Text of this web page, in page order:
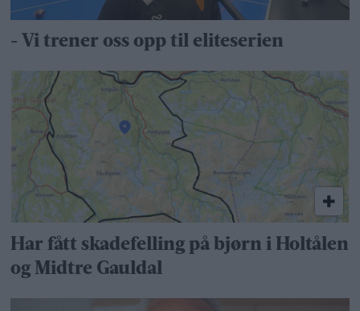
- Vi trener oss opp til eliteserien
Har fått skadefelling på bjørn i Holtålen
og Midtre Gauldal